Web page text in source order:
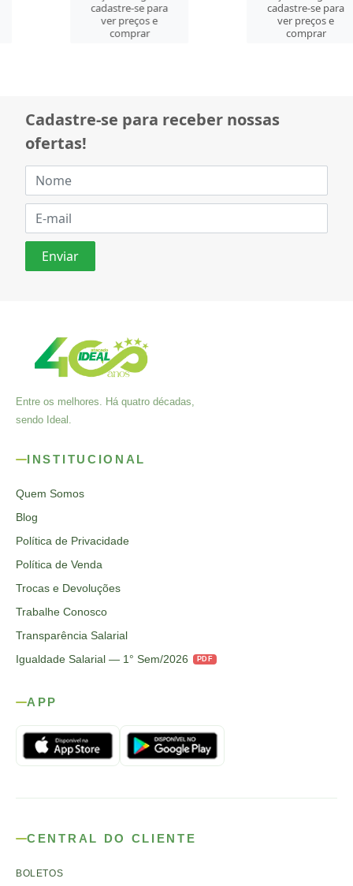
cadastre-se para
ver preços e
cadastre-se para
ver preços e
Cadastre-se para receber nossas
ofertas!
Entre os melhores. Há quatro décadas,
sendo Ideal.
INSTITUCIONAL
Quem Somos
Blog
Política de Privacidade
Política de Venda
Trocas e Devoluções
Trabalhe Conosco
Transparência Salarial
Igualdade Salarial — 1° Sem/2026
PDF
APP
CENTRAL DO CLIENTE
BOLETOS